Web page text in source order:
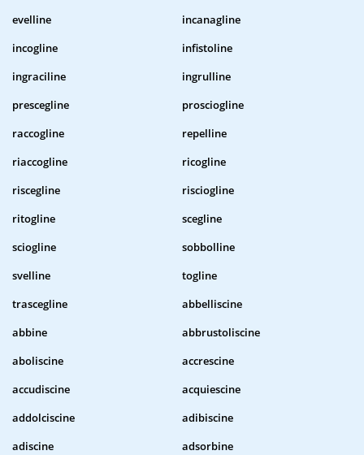
evelline
incanagline
incogline
infistoline
ingraciline
ingrulline
prescegline
prosciogline
raccogline
repelline
riaccogline
ricogline
riscegline
risciogline
ritogline
scegline
sciogline
sobbolline
svelline
togline
trascegline
abbelliscine
abbine
abbrustoliscine
aboliscine
accrescine
accudiscine
acquiescine
addolciscine
adibiscine
adiscine
adsorbine